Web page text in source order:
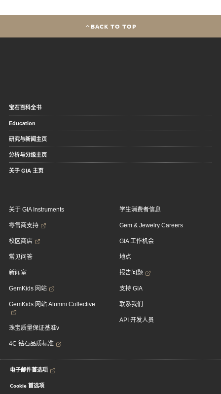
BACK TO TOP
宝石百科全书
Education
研究与新闻主页
分析与分级主页
关于 GIA 主页
关于 GIA Instruments
零售商支持
校区商店
常见问答
新闻室
GemKids 网站
GemKids 网站 Alumni Collective
珠宝质量保证基准v
4C 钻石品质标准
学生消费者信息
Gem & Jewelry Careers
GIA 工作机会
地点
报告问题
支持 GIA
联系我们
API 开发人员
电子邮件首选项
Cookie 首选项